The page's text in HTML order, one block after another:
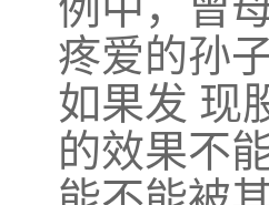
疼爱的孙
如果发 现
的效果不